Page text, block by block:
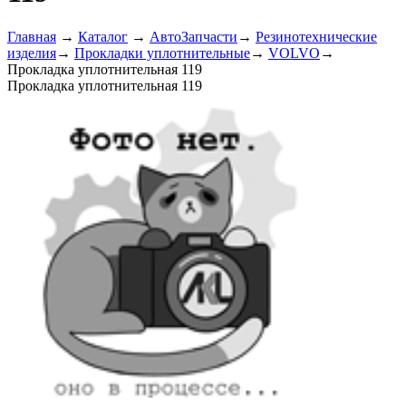
Главная → Каталог → АвтоЗапчасти → Резинотехнические
изделия→ Прокладки уплотнительные→ VOLVO →
Прокладка уплотнительная 119
Прокладка уплотнительная 119